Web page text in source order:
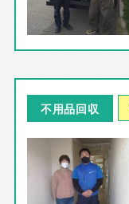
不用品回収